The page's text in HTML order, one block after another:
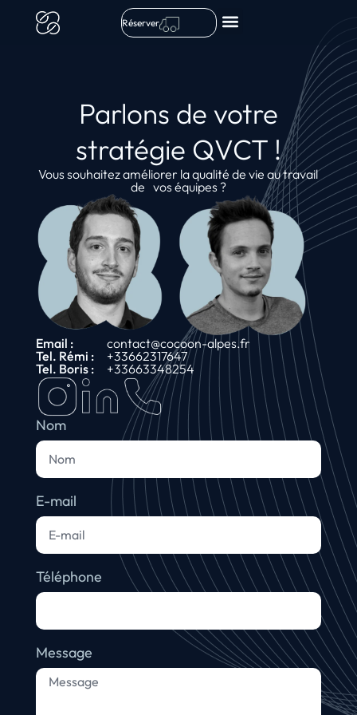
Réserver
Parlons de votre
stratégie QVCT !
Vous souhaitez améliorer la qualité de vie au travail
de vos équipes ?
Email :
contact@cocoon-alpes.fr
Tel. Rémi :
+33662317647
Tel. Boris :
+33663348254
Nom
E-mail
Téléphone
Message